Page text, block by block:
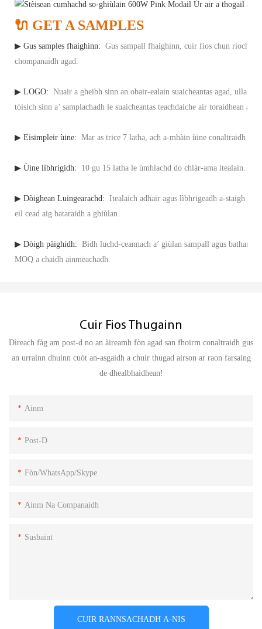
🔌 GET A SAMPLES
▶ Gus samples fhaighinn: Gus sampall fhaighinn, cuir fios chun
chompanaidh agad.
▶ LOGO: Nuair a gheibh sinn an obair-ealain suaicheantas agad,
tòisich sinn a’ samplachadh le suaicheantas teachdaiche air toraidhean
▶ Eisimpleir ùine: Mar as trice 7 latha, ach a-mhàin ùine conaltraidh
▶ Ùine lìbhrigidh: 10 gu 15 latha le ùmhlachd do chlàr-ama itealain.
▶ Dòighean Luingearachd: Itealaich adhair agus lìbhrigeadh a-staigh gu
eil cead aig bataraidh a ghiùlan.
▶ Dòigh pàighidh: Bidh luchd-ceannach a’ giùlan sampall agus bathar.
MOQ a chaidh ainmeachadh.
Cuir Fios Thugainn
Dìreach fàg am post-d no an àireamh fòn agad san fhoirm conaltraidh gus
an urrainn dhuinn cuòt an-asgaidh a chuir thugad airson ar raon farsaing
de dhealbhaidhean!
Ainm
Post-D
Fòn/WhatsApp/Skype
Ainm Na Companaidh
Susbaint
CUIR RANNSACHADH A-NIS